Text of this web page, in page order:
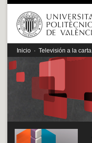
Inicio · Televisión a la carta